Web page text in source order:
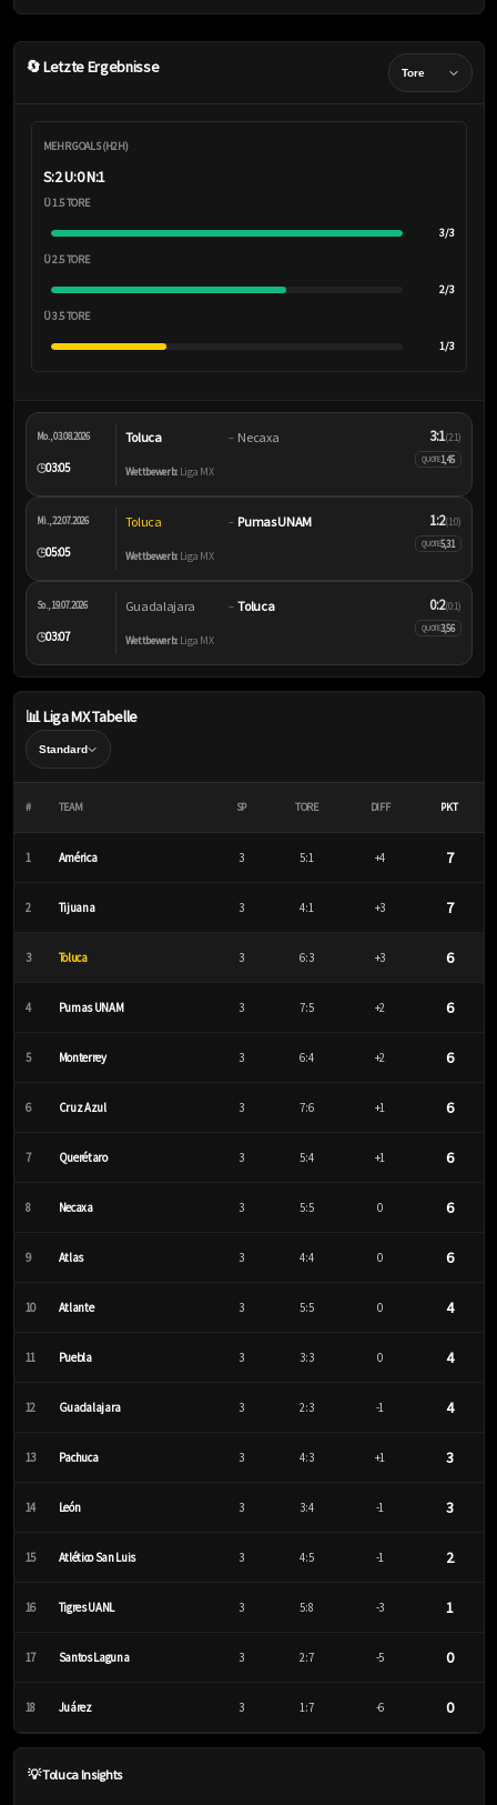
🔄 Letzte Ergebnisse
MEHR GOALS (H2H)
S:2 U:0 N:1
Ü 1.5 TORE
3/3
Ü 2.5 TORE
2/3
Ü 3.5 TORE
1/3
Mo., 03.08.2026
🕒03:05
Toluca – Necaxa
Wettbewerb:Liga MX
3:1(2:1)
QUOTE1,45
Mi., 22.07.2026
🕒05:05
Toluca – Pumas UNAM
Wettbewerb:Liga MX
1:2(1:0)
QUOTE5,31
So., 19.07.2026
🕒03:07
Guadalajara – Toluca
Wettbewerb:Liga MX
0:2(0:1)
QUOTE3,56
📊 Liga MX Tabelle
# TEAM SP TORE DIFF PKT
1 América 3 5:1 +4 7
2 Tijuana 3 4:1 +3 7
3 Toluca 3 6:3 +3 6
4 Pumas UNAM 3 7:5 +2 6
5 Monterrey 3 6:4 +2 6
6 Cruz Azul 3 7:6 +1 6
7 Querétaro 3 5:4 +1 6
8 Necaxa 3 5:5 0 6
9 Atlas 3 4:4 0 6
10 Atlante 3 5:5 0 4
11 Puebla 3 3:3 0 4
12 Guadalajara 3 2:3 -1 4
13 Pachuca 3 4:3 +1 3
14 León 3 3:4 -1 3
15 Atlético San Luis 3 4:5 -1 2
16 Tigres UANL 3 5:8 -3 1
17 Santos Laguna 3 2:7 -5 0
18 Juárez 3 1:7 -6 0
💡 Toluca Insights